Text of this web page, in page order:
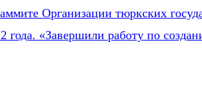
Организации тюркских
«Завершили работу по